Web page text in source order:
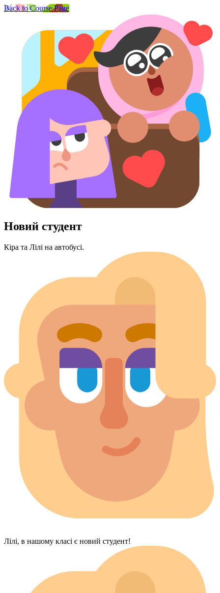
Back to Course Page
Новий студент
Кіра та Лілі на автобусі.
Лілі, в нашому класі є новий студент!